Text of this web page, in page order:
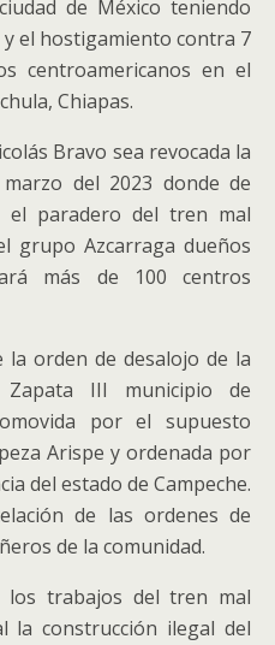
de México teniendo
el hostigamiento contra 7
centroamericanos en el
Chiapas.
Bravo sea revocada la
del 2023 donde de
el paradero del tren mal
grupo Azcarraga dueños
más de 100 centros
la orden de desalojo de la
Zapata III municipio de
por el supuesto
Arispe y ordenada por
del estado de Campeche.
de las ordenes de
de la comunidad.
los trabajos del tren mal
la construcción ilegal del